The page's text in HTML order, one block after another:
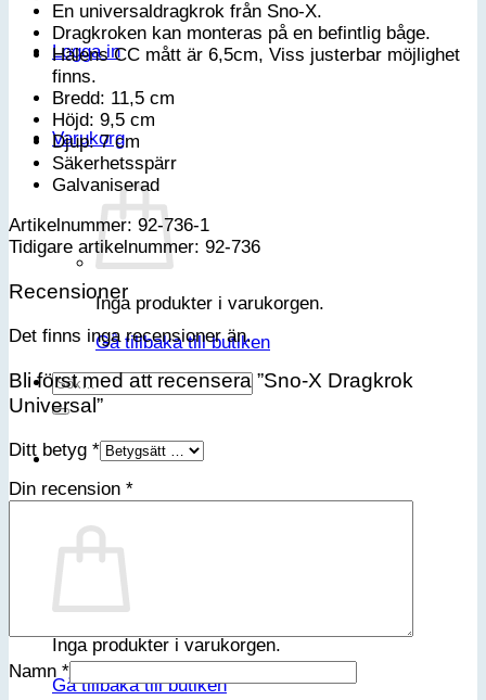
Logga in
Varukorg
Inga produkter i varukorgen.
Gå tillbaka till butiken
Sök
efter:
Inga produkter i varukorgen.
Gå tillbaka till butiken
En universaldragkrok från Sno-X.
Dragkroken kan monteras på en befintlig båge.
Hälens CC mått är 6,5cm, Viss justerbar möjlighet
finns.
Bredd: 11,5 cm
Höjd: 9,5 cm
Djup: 7 cm
Säkerhetsspärr
Galvaniserad
Artikelnummer: 92-736-1
Tidigare artikelnummer: 92-736
Recensioner
Det finns inga recensioner än.
Bli först med att recensera ”Sno-X Dragkrok
Universal”
Ditt betyg *
Din recension *
Namn *